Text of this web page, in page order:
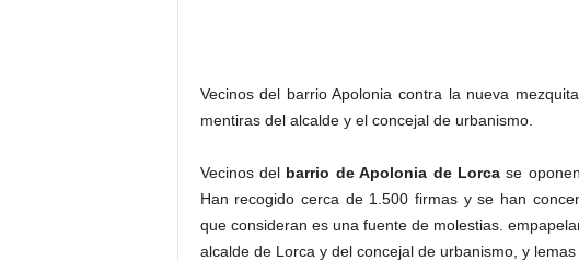
Vecinos del barrio Apolonia contra la nueva
mentiras del alcalde y el concejal de urbanismo.
Vecinos del barrio de Apolonia de Lorcase
Han recogido cerca de 1.500 firmas y se han
que consideran es una fuente de molestias.
alcalde de Lorca y del concejal de urbanismo, y